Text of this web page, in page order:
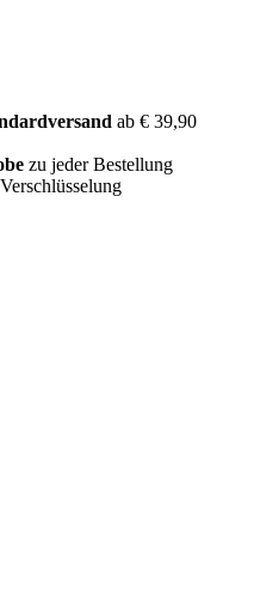
ab € 39,90
zu jeder Bestellung